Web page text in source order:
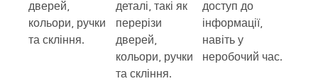
дверей,
кольори, ручки
та скління.
деталі, такі як
перерізи
дверей,
кольори, ручки
та скління.
доступ до
інформації,
навіть у
неробочий час.